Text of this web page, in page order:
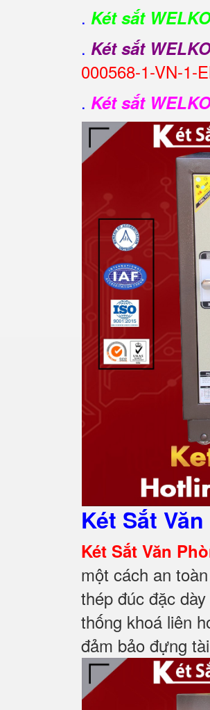
. Két sắt
. Két sắt
000568-1-VN-1-
. Két sắt
Két Sắt
Két Sắt Văn
một cách an
thép đúc đặc
thống khoá liên
đảm bảo đựng